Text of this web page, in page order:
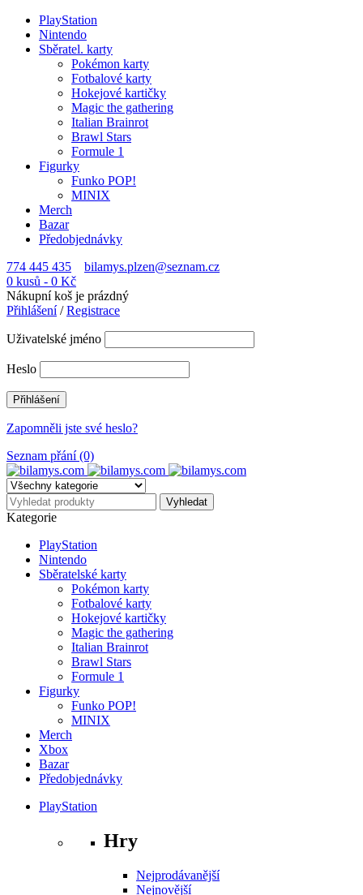
PlayStation
Nintendo
Sběratel. karty
Pokémon karty
Fotbalové karty
Hokejové kartičky
Magic the gathering
Italian Brainrot
Brawl Stars
Formule 1
Figurky
Funko POP!
MINIX
Merch
Bazar
Předobjednávky
774 445 435
bilamys.plzen@seznam.cz
0 kusů - 0 Kč
Nákupní koš je prázdný
Přihlášení/Registrace
Uživatelské jméno
Heslo
Zapomněli jste své heslo?
Seznam přání (0)
Kategorie
PlayStation
Nintendo
Sběratelské karty
Pokémon karty
Fotbalové karty
Hokejové kartičky
Magic the gathering
Italian Brainrot
Brawl Stars
Formule 1
Figurky
Funko POP!
MINIX
Merch
Xbox
Bazar
Předobjednávky
PlayStation
Hry
Nejprodávanější
Nejnovější